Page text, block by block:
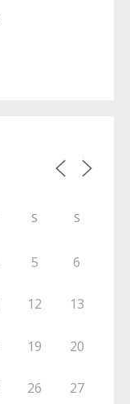
S S
5 6
12 13
19 20
26 27